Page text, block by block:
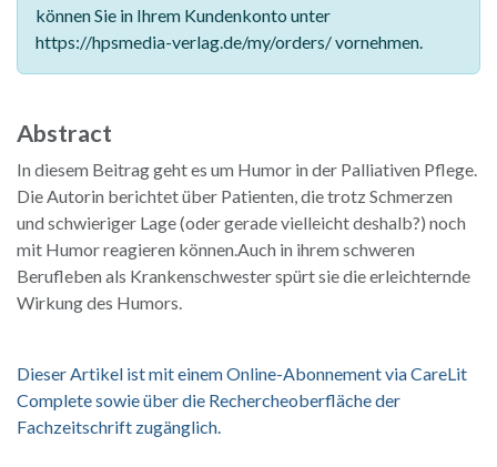
können Sie in Ihrem Kundenkonto unter
https://hpsmedia-verlag.de/my/orders/ vornehmen.
Abstract
In diesem Beitrag geht es um Humor in der Palliativen Pflege.
Die Autorin berichtet über Patienten, die trotz Schmerzen
und schwieriger Lage (oder gerade vielleicht deshalb?) noch
mit Humor reagieren können.Auch in ihrem schweren
Berufleben als Krankenschwester spürt sie die erleichternde
Wirkung des Humors.
Dieser Artikel ist mit einem Online-Abonnement via CareLit
Complete sowie über die Rechercheoberfläche der
Fachzeitschrift zugänglich.